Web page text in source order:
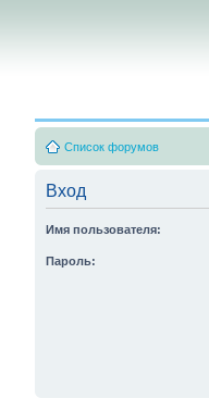
Список форумов
Вход
Имя пользователя:
Пароль: